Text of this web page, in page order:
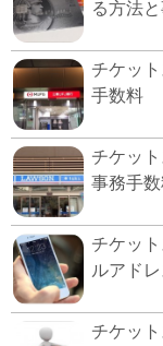
る方法
チケッ
手数料
チケッ
事務手
チケッ
ルアドレ
チケッ